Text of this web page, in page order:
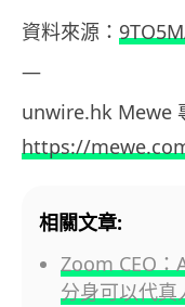
資料來源：
—
unwire.hk Mewe
https://
相關文章:
Zoom CEO：
分身可以代真